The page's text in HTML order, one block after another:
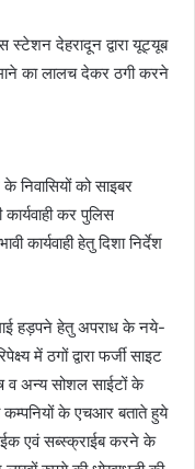
देहरादून द्वारा यूट्यूब
का लालच देकर ठगी करने
निवासियों को साइबर
कर पुलिस
कार्यवाही हेतु दिशा निर्देश
हड़पने हेतु अपराध के नये-
में ठगों द्वारा फर्जी साइट
अन्य सोशल साईटों के
कम्पनियों के एचआर बताते हुये
एवं सब्स्क्राईब करने के